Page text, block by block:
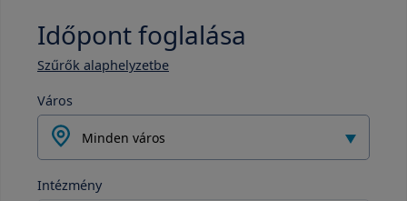
Időpont foglalása
Szűrők alaphelyzetbe
Város
Minden város
Intézmény